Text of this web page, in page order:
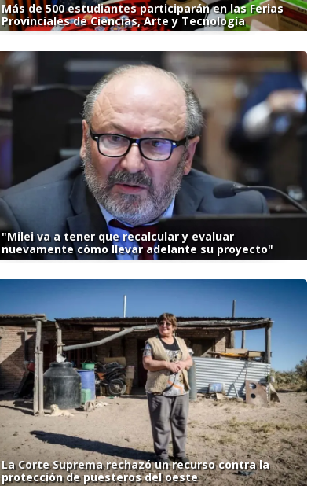
Más de 500 estudiantes participarán en las Ferias
Provinciales de Ciencias, Arte y Tecnología
"Milei va a tener que recalcular y evaluar
nuevamente cómo llevar adelante su proyecto"
La Corte Suprema rechazó un recurso contra la
protección de puesteros del oeste